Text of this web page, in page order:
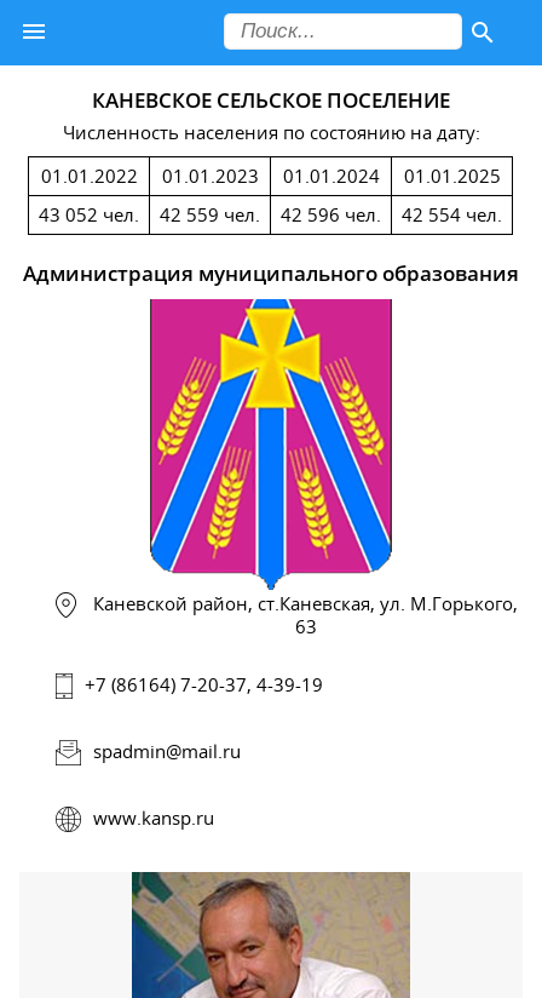
КАНЕВСКОЕ СЕЛЬСКОЕ ПОСЕЛЕНИЕ
Численность населения по состоянию на дату:
01.01.2022
43 052 чел.
01.01.2023
42 559 чел.
01.01.2024
42 596 чел.
01.01.2025
42 554 чел.
Администрация муниципального образования
Каневской район, ст.Каневская, ул. М.Горького,
63
+7 (86164) 7-20-37, 4-39-19
spadmin@mail.ru
www.kansp.ru